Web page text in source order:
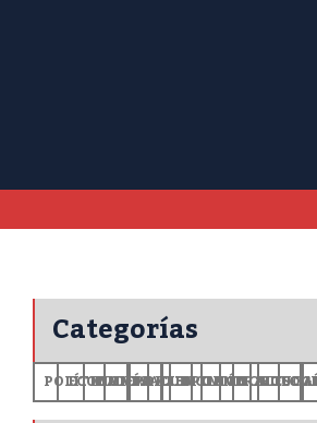
Categorías
POLÍTICA
ECONOMÍA
MUNDO
DEPORTES
SALUD
CIENCIA
OPINIÓN
GENERALES